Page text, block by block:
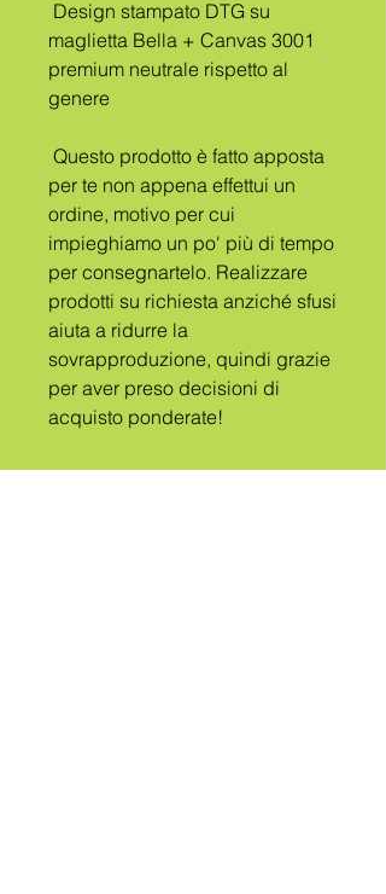
maglietta Bella + Canvas 3001
premium neutrale rispetto al
genere
per te non appena effettui un
ordine, motivo per cui
impieghiamo un po' più di tempo
per consegnartelo. Realizzare
prodotti su richiesta anziché sfusi
aiuta a ridurre la
sovrapproduzione, quindi grazie
per aver preso decisioni di
acquisto ponderate!